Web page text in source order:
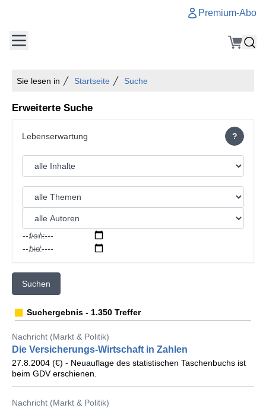
Premium-Abo
Sie lesen in Startseite Suche
Erweiterte Suche
?
von:
bis:
Suchen
Suchergebnis - 1.350 Treffer
Nachricht (Markt & Politik)
Die Versicherungs-Wirtschaft in Zahlen
27.8.2004 (€) - Neuauflage des statistischen Taschenbuchs ist
beim GDV erschienen.
Nachricht (Markt & Politik)